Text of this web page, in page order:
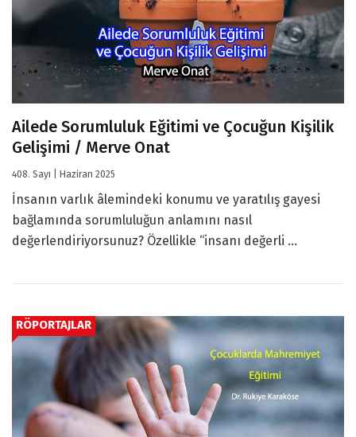
Ailede Sorumluluk Eğitimi ve Çocuğun Kişilik
Gelişimi / Merve Onat
408. Sayı | Haziran 2025
İnsanın varlık âlemindeki konumu ve yaratılış gayesi
bağlamında sorumluluğun anlamını nasıl
değerlendiriyorsunuz? Özellikle “insanı değerli ...
RÖPORTAJLAR